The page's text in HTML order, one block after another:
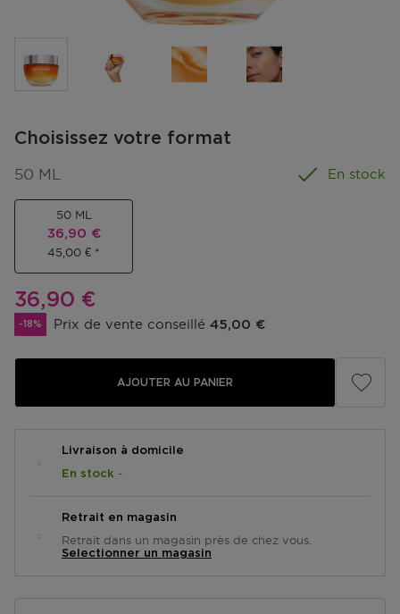
Choisissez votre format
50 ML En stock
50 ML
Prix promotionnel
36,90 €
45,00 €
Prix promotionnel
36,90 €
-18% Prix de vente conseillé 45,00 €
AJOUTER AU PANIER
Livraison à domicile
En stock -
Retrait en magasin
Retrait dans un magasin près de chez vous.
Selectionner un magasin